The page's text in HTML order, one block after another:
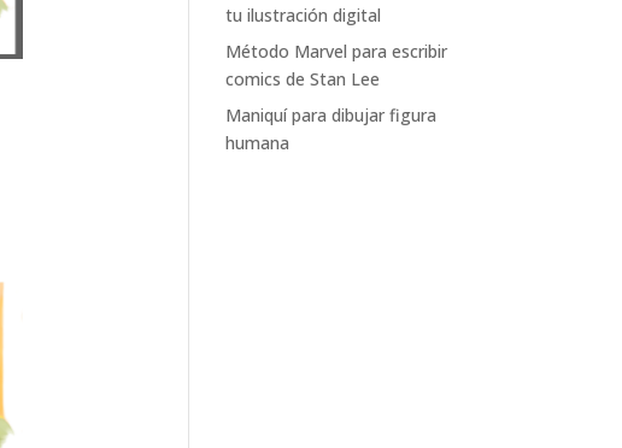
tu ilustración digital
Método Marvel para escribir
comics de Stan Lee
Maniquí para dibujar figura
humana